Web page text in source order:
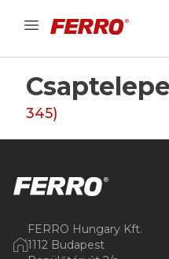
345)
FERRO Hungary Kft.
1112 Budapest